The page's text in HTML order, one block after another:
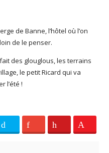
de Banne, l’hôtel où l’on
de le penser.
des glouglous, les terrains
le petit Ricard qui va
l’été !